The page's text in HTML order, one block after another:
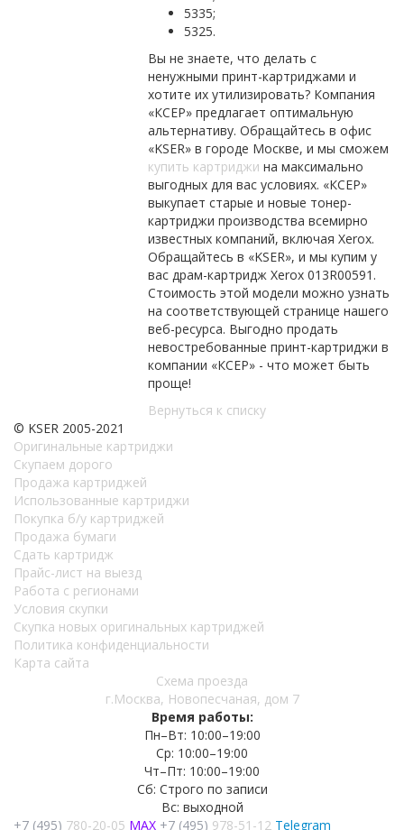
5335;
5325.
Вы не знаете, что делать с
ненужными принт-картриджами и
хотите их утилизировать? Компания
«КСЕР» предлагает оптимальную
альтернативу. Обращайтесь в офис
«KSER» в городе Москве, и мы сможем
купить картриджи на максимально
выгодных для вас условиях. «КСЕР»
выкупает старые и новые тонер-
картриджи производства всемирно
известных компаний, включая Xerox.
Обращайтесь в «KSER», и мы купим у
вас драм-картридж Xerox 013R00591.
Стоимость этой модели можно узнать
на соответствующей странице нашего
веб-ресурса. Выгодно продать
невостребованные принт-картриджи в
компании «КСЕР» - что может быть
проще!
Вернуться к списку
© KSER 2005-2021
Оригинальные картриджи
Скупаем дорого
Продажа картриджей
Использованные картриджи
Покупка б/у картриджей
Продажа бумаги
Сдать картридж
Прайс-лист на выезд
Работа с регионами
Условия скупки
Скупка новых оригинальных картриджей
Политика конфиденциальности
Карта сайта
Схема проезда
г.Москва, Новопесчаная, дом 7
Время работы:
Пн–Вт: 10:00–19:00
Ср: 10:00–19:00
Чт–Пт: 10:00–19:00
Сб: Строго по записи
Вс: выходной
+7 (495) 780-20-05 MAX +7 (495) 978-51-12 Telegram